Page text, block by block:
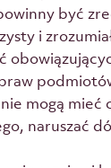
być
i
mogą mieć
naruszać